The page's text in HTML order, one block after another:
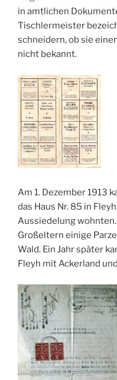
in amtlichen
Tischlermeister
schneidern, ob sie
nicht bekannt.
Am 1. Dezember 1913
das Haus Nr. 85 in
Aussiedelung
Großeltern einige
Wald. Ein Jahr später
Fleyh mit Ackerland